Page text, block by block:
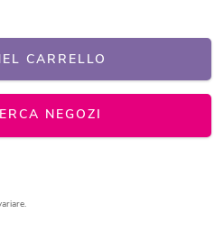
CARRELLO
NEGOZI